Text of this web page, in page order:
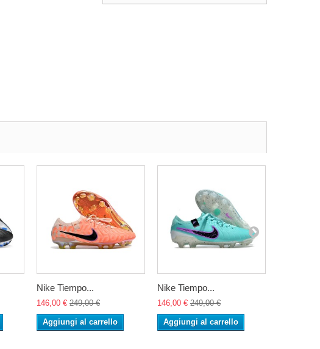
Nike Tiempo...
146,00 € 249,00 €
Aggiungi al carrello
Nike Tiempo...
146,00 € 249,00 €
Aggiungi al carrello